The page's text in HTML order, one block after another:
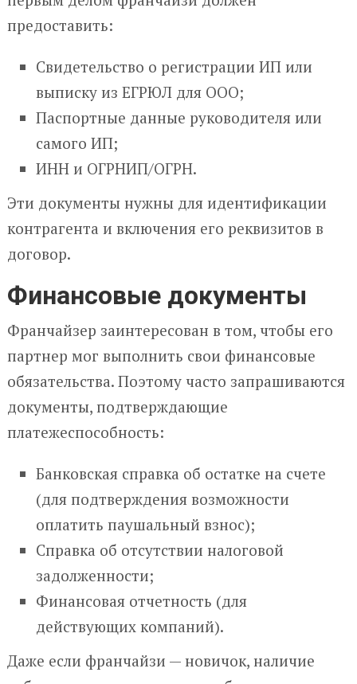
предоставить:
Свидетельство о регистрации ИП или
выписку из ЕГРЮЛ для ООО;
Паспортные данные руководителя или
самого ИП;
ИНН и ОГРНИП/ОГРН.
Эти документы нужны для идентификации
контрагента и включения его реквизитов в
договор.
Финансовые документы
Франчайзер заинтересован в том, чтобы его
партнер мог выполнить свои финансовые
обязательства. Поэтому часто запрашиваются
документы, подтверждающие
платежеспособность:
Банковская справка об остатке на счете
(для подтверждения возможности
оплатить паушальный взнос);
Справка об отсутствии налоговой
задолженности;
Финансовая отчетность (для
действующих компаний).
Даже если франчайзи — новичок, наличие